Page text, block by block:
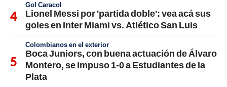
Gol Caracol
Lionel Messi por 'partida doble': vea acá sus
goles en Inter Miami vs. Atlético San Luis
Colombianos en el exterior
Boca Juniors, con buena actuación de Álvaro
Montero, se impuso 1-0 a Estudiantes de la
Plata